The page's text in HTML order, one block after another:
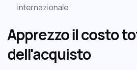
internazionale.
Apprezzo il costo
dell'acquisto